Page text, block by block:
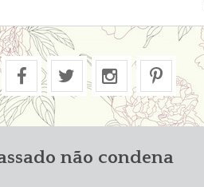
não condena